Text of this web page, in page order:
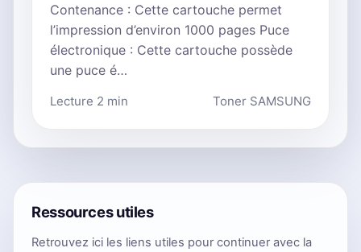
Contenance : Cette cartouche permet
l’impression d’environ 1000 pages Puce
électronique : Cette cartouche possède
une puce é…
Lecture 2 min Toner SAMSUNG
Ressources utiles
Retrouvez ici les liens utiles pour continuer avec la